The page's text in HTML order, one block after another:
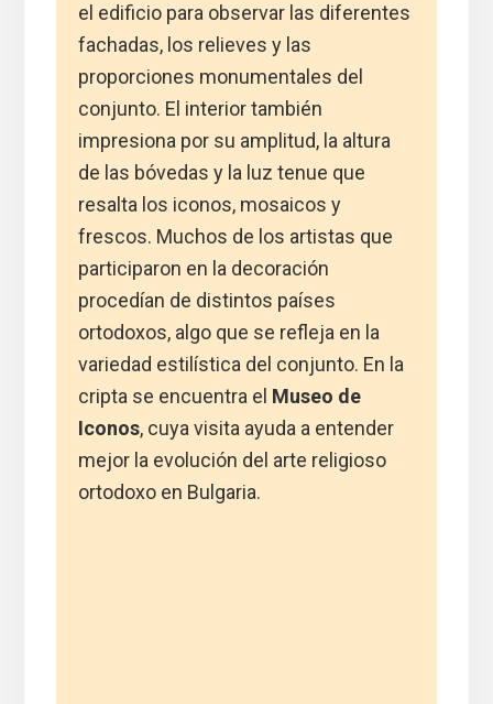
el edificio para observar las diferentes
fachadas, los relieves y las
proporciones monumentales del
conjunto. El interior también
impresiona por su amplitud, la altura
de las bóvedas y la luz tenue que
resalta los iconos, mosaicos y
frescos. Muchos de los artistas que
participaron en la decoración
procedían de distintos países
ortodoxos, algo que se refleja en la
variedad estilística del conjunto. En la
cripta se encuentra el Museo de
Iconos, cuya visita ayuda a entender
mejor la evolución del arte religioso
ortodoxo en Bulgaria.